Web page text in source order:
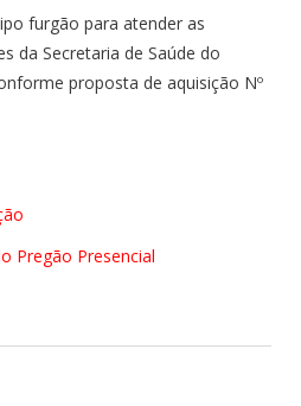
furgão para atender as
da Secretaria de Saúde do
proposta de aquisição Nº
Pregão Presencial